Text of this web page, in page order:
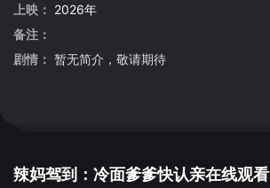
上映： 2026年
备注：
剧情： 暂无简介，敬请期待
辣妈驾到：冷面爹爹快认亲在线观看